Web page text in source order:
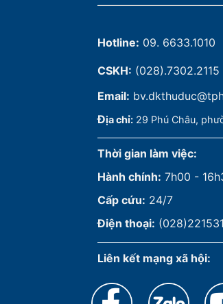
Hotline: 09. 6633.1010
CSKH: (028).7302.2115
Email:
Địa chỉ: 29 Phú Châu,
Thời gian làm việc:
Hành chính: 7h00 -
Cấp cứu: 24/7
Điện thoại:
Liên kết mạng xã hội: